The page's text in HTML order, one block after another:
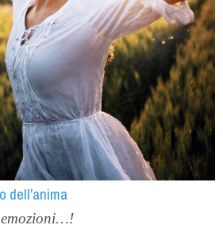
dell’anima
emozioni…!